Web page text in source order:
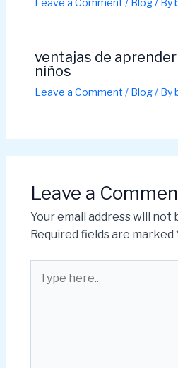
Leave a Comment / Blog/ By
ventajas de
niños
Leave a Comment / Blog/ By
Leave a
Your email address will not
Required fields are marked
here..